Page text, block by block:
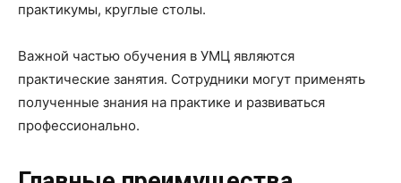
практикумы, круглые столы.
Важной частью обучения в УМЦ являются
практические занятия. Сотрудники могут применять
полученные знания на практике и развиваться
профессионально.